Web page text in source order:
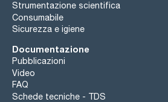
Strumentazione scientifica
Consumabile
Sicurezza e igiene
Documentazione
Pubblicazioni
Video
FAQ
Schede tecniche - TDS